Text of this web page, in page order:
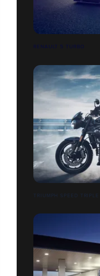
RENAULT 5 TURBO
TRIUMPH SPEED TRIPLE